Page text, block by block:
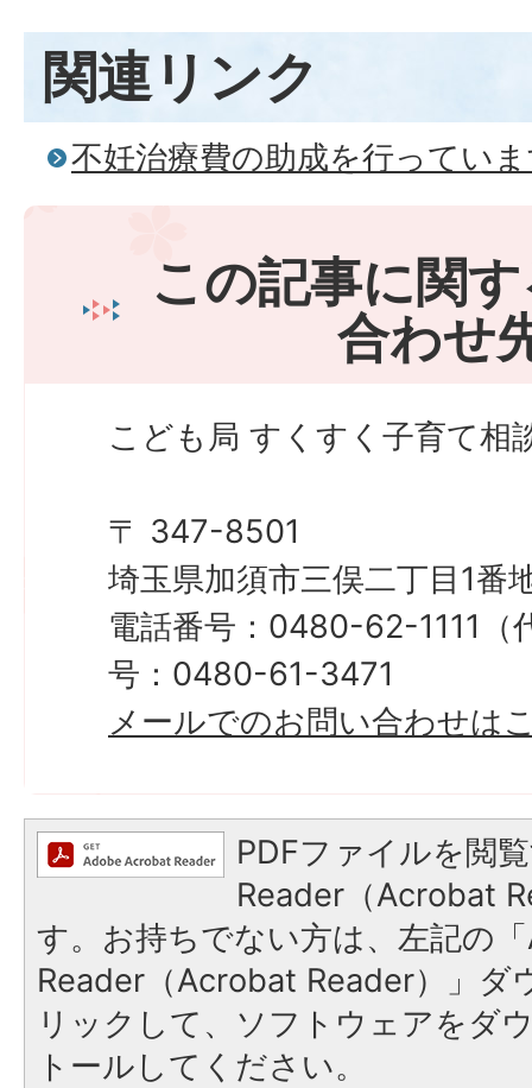
関連リンク
不妊治療費の助成を行ってい
この記事に関
合わせ
こども局 すくすく子育て相
〒 347-8501
埼玉県加須市三俣二丁目1番
電話番号：0480-62-1111（
号：0480-61-3471
メールでのお問い合わせは
PDFファイルを閲
Reader（Acrobat
す。お持ちでない方は、左記の
Reader（Acrobat Reader）」ダ
リックして、ソフトウェアをダ
トールしてください。